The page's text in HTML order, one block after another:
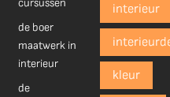
cursussen
de boer
maatwerk in
interieur
de
interieur
kleur